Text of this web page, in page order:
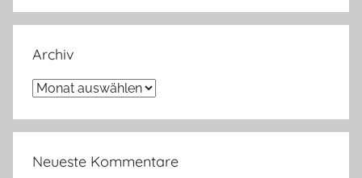
Archiv
Archiv
Neueste Kommentare